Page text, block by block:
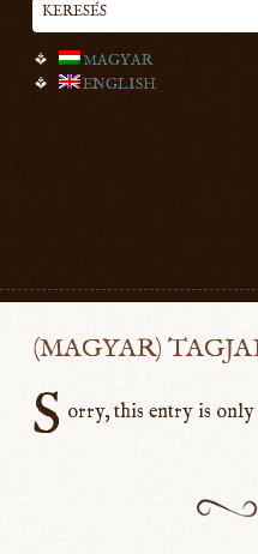
KERESÉS
MAGYAR
ENGLISH
(MAGYAR)
S orry, this entry is